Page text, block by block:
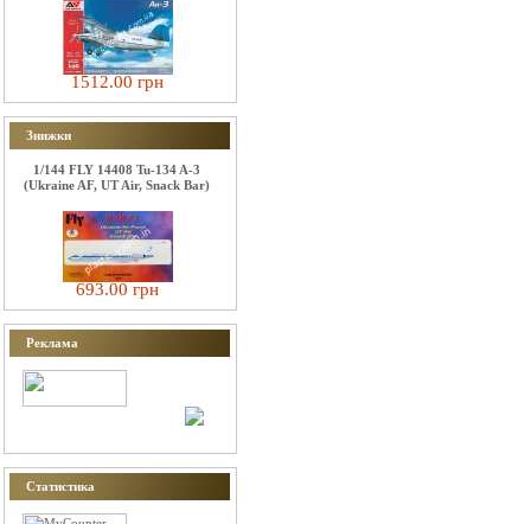
1512.00 грн
Знижки
1/144 FLY 14408 Tu-134 A-3
(Ukraine AF, UT Air, Snack Bar)
693.00 грн
Реклама
Статистика